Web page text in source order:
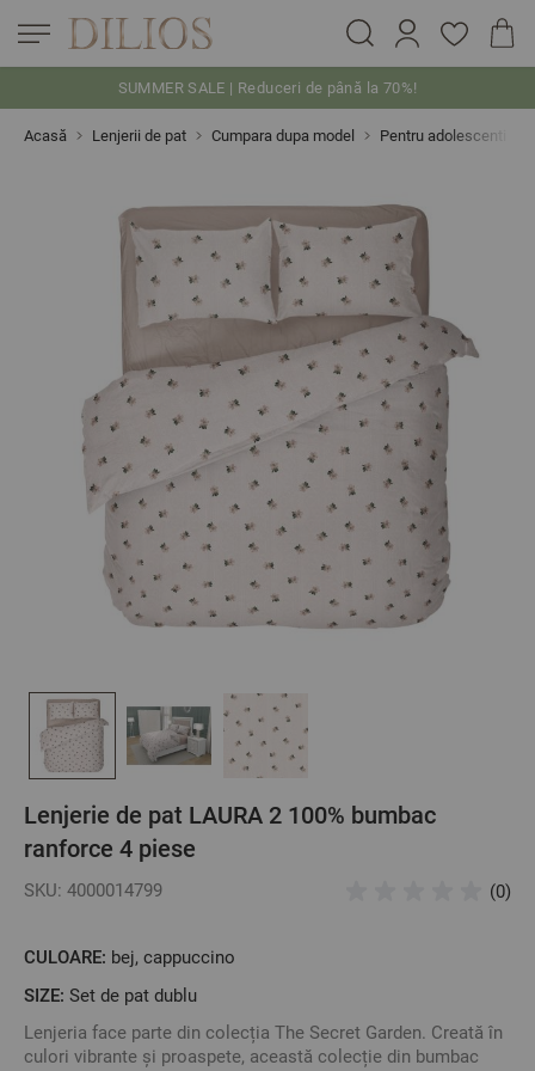
SUMMER SALE | Reduceri de până la 70%!
Acasă Lenjerii de pat Cumpara dupa model Pentru adolescenti
Lenjerie de pat LAURA 2 100% bumbac
ranforce 4 piese
SKU: 4000014799 (0)
CULOARE: bej, cappuccino
SIZE: Set de pat dublu
Lenjeria face parte din colecția The Secret Garden. Creată în
culori vibrante și proaspete, această colecție din bumbac